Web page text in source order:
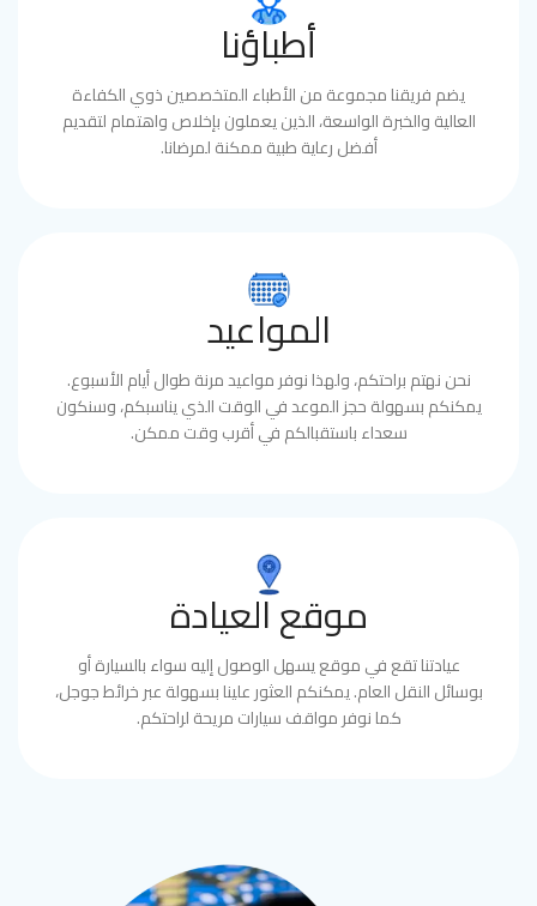
أطباؤنا
يضم فريقنا مجموعة من الأطباء المتخصصين ذوي الكفاءة
العالية والخبرة الواسعة، الذين يعملون بإخلاص واهتمام لتقديم
أفضل رعاية طبية ممكنة لمرضانا.
المواعيد
نحن نهتم براحتكم، ولهذا نوفر مواعيد مرنة طوال أيام الأسبوع.
يمكنكم بسهولة حجز الموعد في الوقت الذي يناسبكم، وسنكون
سعداء باستقبالكم في أقرب وقت ممكن.
موقع العيادة
عيادتنا تقع في موقع يسهل الوصول إليه سواء بالسيارة أو
بوسائل النقل العام. يمكنكم العثور علينا بسهولة عبر خرائط جوجل،
كما نوفر مواقف سيارات مريحة لراحتكم.